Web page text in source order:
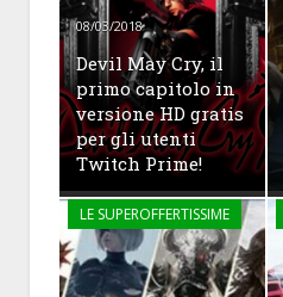
08/03/2018
Devil May Cry, il
primo capitolo in
versione HD gratis
per gli utenti
Twitch Prime!
LE SUPEROFFERTISSIME